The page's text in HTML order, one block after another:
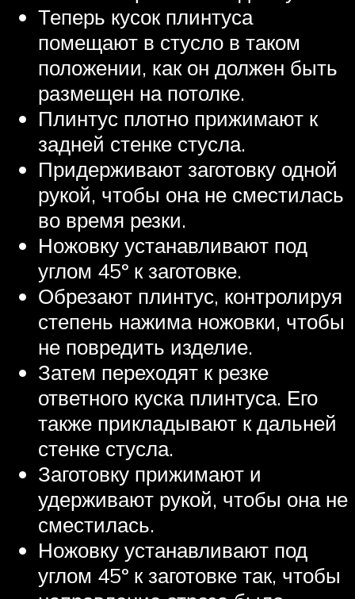
Теперь кусок плинтуса
помещают в стусло в таком
положении, как он должен быть
размещен на потолке.
Плинтус плотно прижимают к
задней стенке стусла.
Придерживают заготовку одной
рукой, чтобы она не сместилась
во время резки.
Ножовку устанавливают под
углом 45º к заготовке.
Обрезают плинтус, контролируя
степень нажима ножовки, чтобы
не повредить изделие.
Затем переходят к резке
ответного куска плинтуса. Его
также прикладывают к дальней
стенке стусла.
Заготовку прижимают и
удерживают рукой, чтобы она не
сместилась.
Ножовку устанавливают под
углом 45º к заготовке так, чтобы